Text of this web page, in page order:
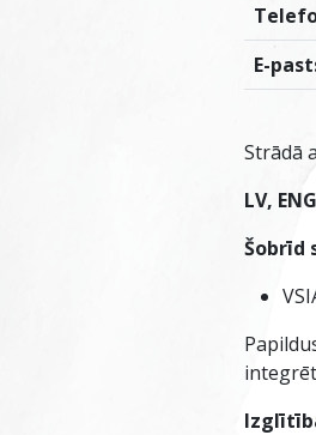
E-
Strādā
LV,
Šobrīd